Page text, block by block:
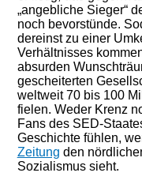
„angebliche Sieger“
noch bevorstünde.
dereinst zu einer
Verhältnisses
absurden
gescheiterten
weltweit 70 bis 100
fielen. Weder Krenz
Fans des SED-
Geschichte fühlen,
Zeitung den
Sozialismus sieht.